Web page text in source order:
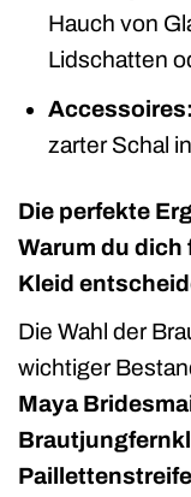
Hauch von
Lidschatten
Accessoires:
zarter Schal
Die perfekte
Warum du dich
Kleid
Die Wahl der
wichtiger
Maya